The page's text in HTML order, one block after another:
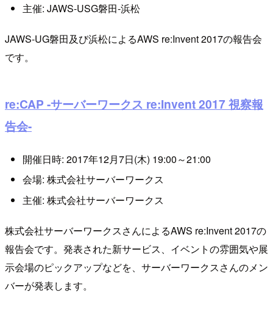
主催: JAWS-USG磐田-浜松
JAWS-UG磐田及び浜松によるAWS re:Invent 2017の報告会
です。
re:CAP -サーバーワークス re:Invent 2017 視察報
告会-
開催日時: 2017年12月7日(木) 19:00～21:00
会場: 株式会社サーバーワークス
主催: 株式会社サーバーワークス
株式会社サーバーワークスさんによるAWS re:Invent 2017の
報告会です。発表された新サービス、イベントの雰囲気や展
示会場のピックアップなどを、サーバーワークスさんのメン
バーが発表します。